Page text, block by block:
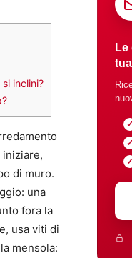
inclini?
di muro.
una
fora la
usa viti di
mensola: